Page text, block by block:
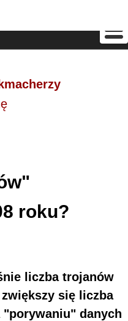
roku?
liczba trojanów
się liczba
danych